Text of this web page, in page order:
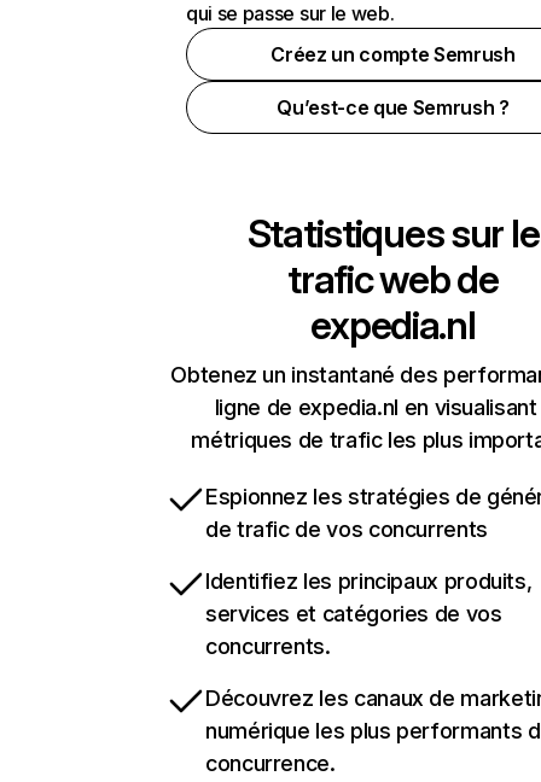
qui se passe sur le web.
Créez un compte Semrush
Qu’est-ce que Semrush ?
Statistiques sur le
trafic web de
expedia.nl
Obtenez un instantané des
ligne de expedia.nl en
métriques de trafic les plus
Espionnez les stratégies de
de trafic de vos concurrents
Identifiez les principaux produits,
services et catégories de vos
concurrents.
Découvrez les canaux de
numérique les plus performants
concurrence.